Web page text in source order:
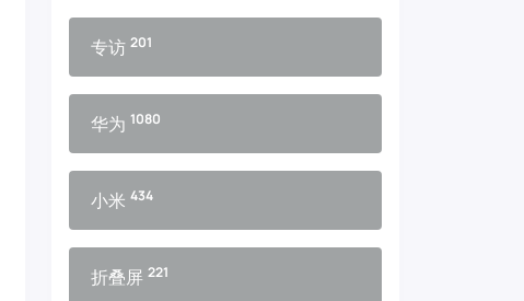
专访 201
华为 1080
小米 434
折叠屏 221